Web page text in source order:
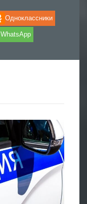
Одноклассники
WhatsApp